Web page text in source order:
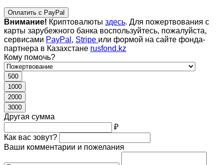
Оплатить с PayPal
Внимание! Криптовалюты здесь. Для пожертвования с
карты зарубежного банка воспользуйтесь, пожалуйста,
сервисами PayPal , Stripe или формой на сайте фонда-
партнера в Казахстане rusfond.kz
Кому помочь?
500
1000
2000
3000
Другая сумма
₽
Как вас зовут?
Ваши комментарии и пожелания